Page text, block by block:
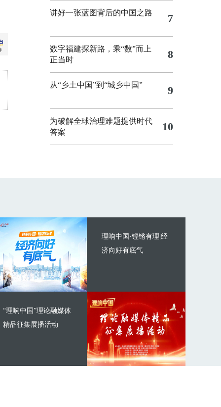
讲好一张蓝图背后的中国之路 7
数字福建探新路，乘“数”而上
正当时
8
从“乡土中国”到“城乡中国” 9
为破解全球治理难题提供时代
答案
10
理响中国·铿锵有理|经
济向好有底气
“理响中国”理论融媒体
精品征集展播活动